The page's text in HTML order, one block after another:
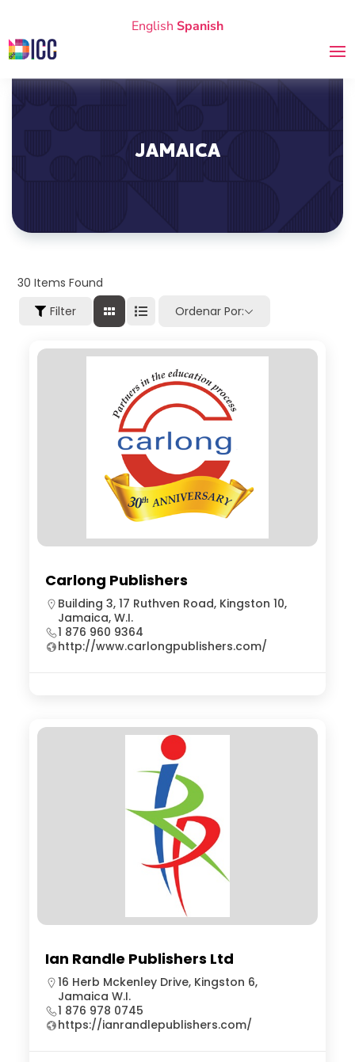
English Spanish
JAMAICA
30 Items Found
Filter
Ordenar Por:
Carlong Publishers
Building 3, 17 Ruthven Road, Kingston 10,
Jamaica, W.I.
1 876 960 9364
http://www.carlongpublishers.com/
Ian Randle Publishers Ltd
16 Herb Mckenley Drive, Kingston 6,
Jamaica W.I.
1 876 978 0745
https://ianrandlepublishers.com/